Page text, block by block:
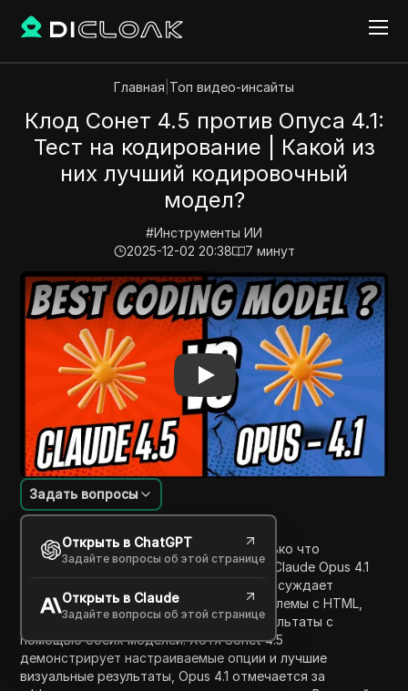
Главная Топ видео-инсайты
Клод Сонет 4.5 против Опуса 4.1:
Тест на кодирование | Какой из
них лучший кодировочный
модел?
#Инструменты ИИ
2025-12-02 20:38
7 минут
Play Video:Клод Сонет 4.5 против Опуса 4.1: Тест
Введение в содержание
Задать вопросы
Открыть в ChatGPT
Задайте вопросы об этой странице
Открыть в Claude
Задайте вопросы об этой странице
В этом видео ведущий сравнивает только что
запущенную модель Claude Sonet 4.5 с Claude Opus 4.1
для задач программирования. Видео обсуждает
различные запросы кода, включая проблемы с HTML,
CSS и JavaScript, демонстрируя их результаты с
помощью обеих моделей. Хотя Sonet 4.5
демонстрирует настраиваемые опции и лучшие
визуальные результаты, Opus 4.1 отмечается за